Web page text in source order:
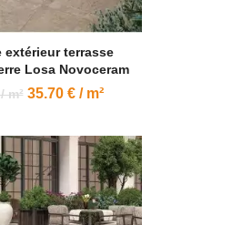
extérieur terrasse
Losa Novoceram
m² 35.70 € / m²